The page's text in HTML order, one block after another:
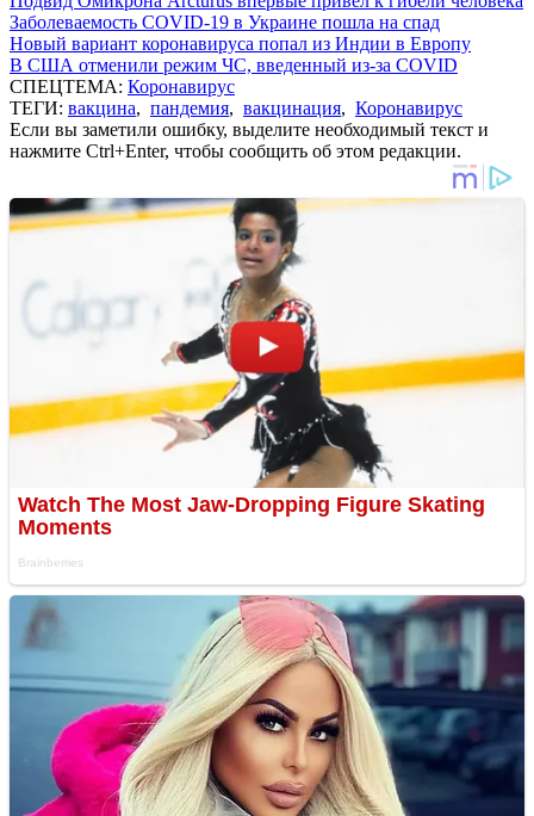
Заболеваемость COVID-19 в Украине пошла на спад
Новый вариант коронавируса попал из Индии в Европу
В США отменили режим ЧС, введенный из-за COVID
СПЕЦТЕМА: Коронавирус
ТЕГИ: вакцина, пандемия, вакцинация, Коронавирус
Если вы заметили ошибку, выделите необходимый текст и
нажмите Ctrl+Enter, чтобы сообщить об этом редакции.